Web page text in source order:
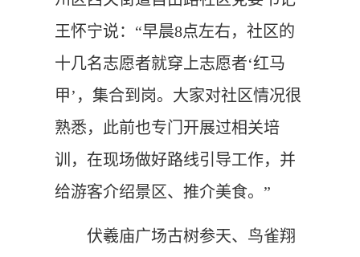
王怀宁说：“早晨8点左右，社区的
十几名志愿者就穿上志愿者‘红马
甲’，集合到岗。大家对社区情况很
熟悉，此前也专门开展过相关培
训，在现场做好路线引导工作，并
给游客介绍景区、推介美食。”
伏羲庙广场古树参天、鸟雀翔